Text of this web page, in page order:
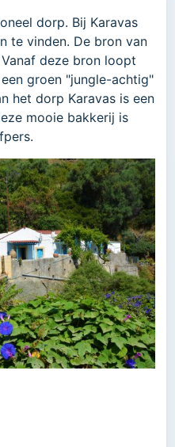
dorp. Bij Karavas
te vinden. De bron van
deze bron loopt
groen "jungle-achtig"
het dorp Karavas is een
mooie bakkerij is